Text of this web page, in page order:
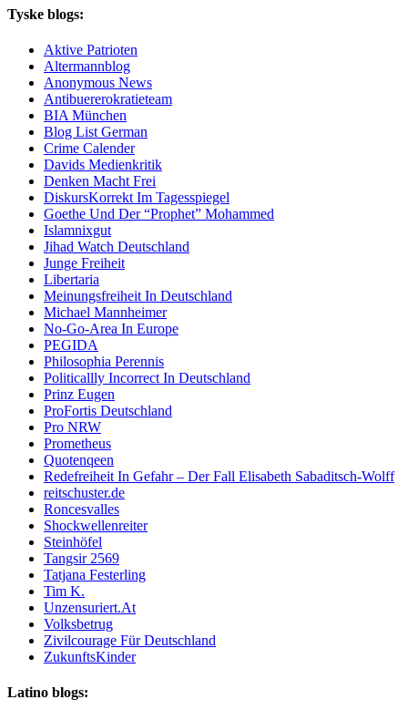
Tyske blogs:
Aktive Patrioten
Altermannblog
Anonymous News
Antibuererokratieteam
BIA München
Blog List German
Crime Calender
Davids Medienkritik
Denken Macht Frei
DiskursKorrekt Im Tagesspiegel
Goethe Und Der “Prophet” Mohammed
Islamnixgut
Jihad Watch Deutschland
Junge Freiheit
Libertaria
Meinungsfreiheit In Deutschland
Michael Mannheimer
No-Go-Area In Europe
PEGIDA
Philosophia Perennis
Politicallly Incorrect In Deutschland
Prinz Eugen
ProFortis Deutschland
Pro NRW
Prometheus
Quotenqeen
Redefreiheit In Gefahr – Der Fall Elisabeth Sabaditsch-Wolff
reitschuster.de
Roncesvalles
Shockwellenreiter
Steinhöfel
Tangsir 2569
Tatjana Festerling
Tim K.
Unzensuriert.At
Volksbetrug
Zivilcourage Für Deutschland
ZukunftsKinder
Latino blogs: